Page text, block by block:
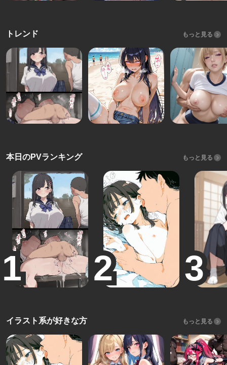
トレンド もっと見る
本日のPVランキング もっと見る
イラスト系が好きな方 もっと見る